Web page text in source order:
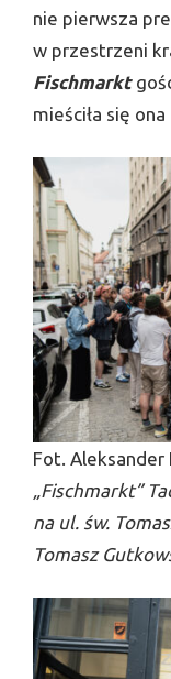
nie pierwsza
w przestrzeni
Fischmarkt
mieściła się
Fot. Aleksander
„Fischmarkt”
na ul. św.
Tomasz